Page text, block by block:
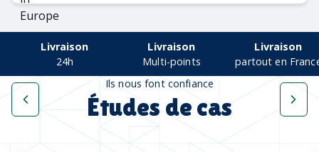
Livraison
24h
Livraison
Multi-points
Livraison
partout en
Ils nous font confiance
Études de cas